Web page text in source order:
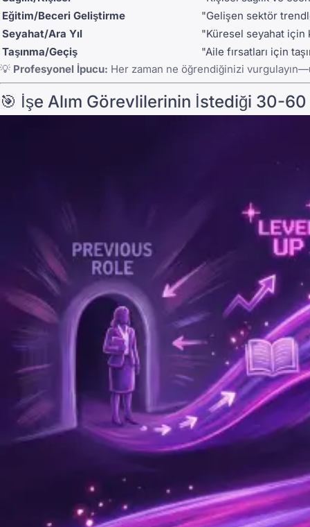
Eğitim/Beceri Geliştirme
"Gelişen sektör
Seyahat/Ara Yıl
"Küresel seyahat için
Taşınma/Geçiş
"Aile fırsatları için
💡 Profesyonel İpucu: Her zaman ne öğrendiğinizi vurgulayın—
🎯 İşe Alım Görevlilerinin İstediği 30-